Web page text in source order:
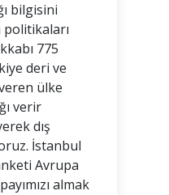
bilgisini
775
deri ve
ülke
verir
dış
İstanbul
Avrupa
almak